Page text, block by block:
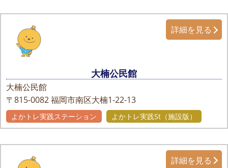
大楠公民館
大楠公民館
〒815-0082福岡市南区大楠1-22-13
詳細を見る
よかトレ実践ステーション よかトレ実践St（施設版）
詳細を見る